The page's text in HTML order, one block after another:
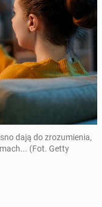
dają do zrozumienia,
(Fot. Getty